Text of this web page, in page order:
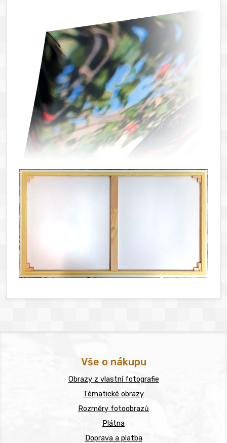
Vše o nákupu
Obrazy z vlastní fotografie
Tématické obrazy
Rozměry fotoobrazů
Plátna
Doprava a platba